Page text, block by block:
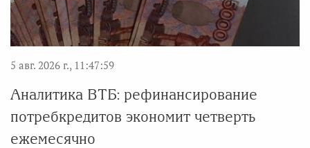
5 авг. 2026 г., 11:47:59
Аналитика ВТБ: рефинансирование
потребкредитов экономит четверть
ежемесячно